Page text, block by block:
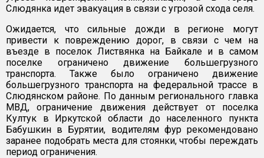
Слюдянка идет эвакуация в связи с угрозой схода селя.
Ожидается, что сильные дожди в регионе могут
привести к повреждению дорог, в связи с чем на
въезде в поселок Листвянка на Байкале и в самом
поселке ограничено движение большегрузного
транспорта. Также было ограничено движение
большегрузного транспорта на федеральной трассе в
Слюдянском районе. По данным регионального главка
МВД, ограничение движения действует от поселка
Култук в Иркутской области до населенного пункта
Бабушкин в Бурятии, водителям фур рекомендовано
заранее подобрать места для стоянки, чтобы переждать
период ограничения.